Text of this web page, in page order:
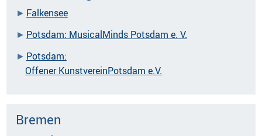
Falkensee
Potsdam: MusicalMinds Potsdam e. V.
Potsdam:
Offener KunstvereinPotsdam e.V.
Bremen